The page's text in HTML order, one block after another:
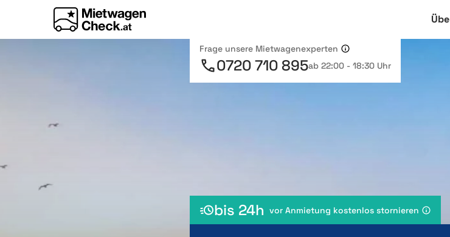
Frage unsere Mietwagenexperten
0720 710 895ab 22:00 - 18:30 Uhr
bis 24h vor Anmietung kostenlos stornieren